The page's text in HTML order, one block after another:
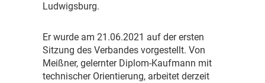
Ludwigsburg.
Er wurde am 21.06.2021 auf der ersten
Sitzung des Verbandes vorgestellt. Von
Meißner, gelernter Diplom-Kaufmann mit
technischer Orientierung, arbeitet derzeit